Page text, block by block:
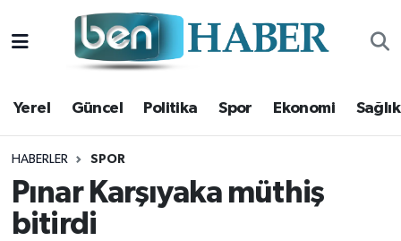
Yerel Güncel Politika Spor Ekonomi Sağlık
HABERLER SPOR
Pınar Karşıyaka müthiş
bitirdi
Yerel
Güncel
Politika
Spor
Hava Durumu
Trafik Durumu
Süper Lig Puan Durumu ve Fikstür
Tüm Manşetler